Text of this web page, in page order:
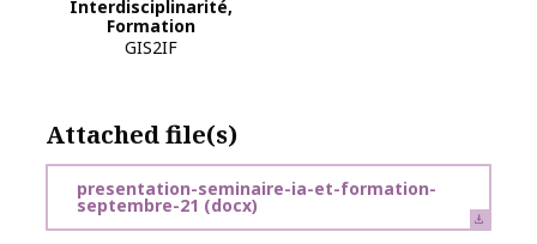
Interdisciplinarité,
Formation
GIS2IF
Attached file(s)
presentation-seminaire-ia-et-formation-
septembre-21 (docx)